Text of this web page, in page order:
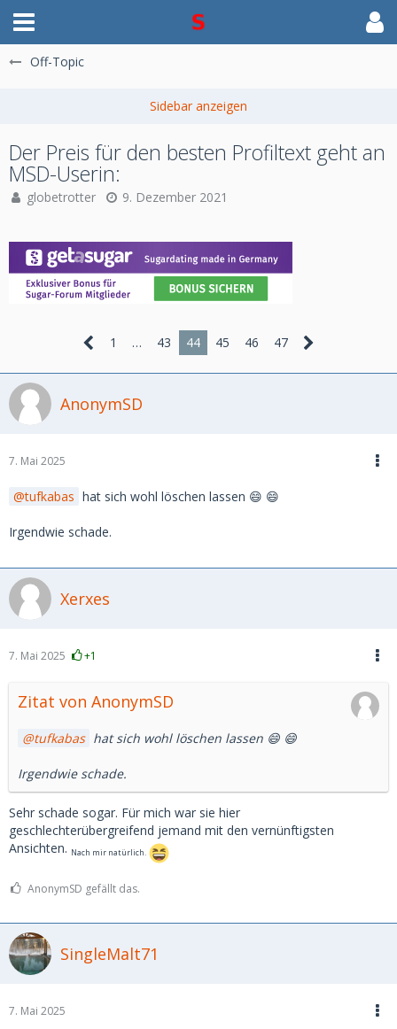
Off-Topic
Der Preis für den besten Profiltext geht an
MSD-Userin:
globetrotter 9. Dezember 2021
1 … 43 44 45 46 47
AnonymSD
7. Mai 2025
tufkabas hat sich wohl löschen lassen 😄 😄
Irgendwie schade.
Xerxes
7. Mai 2025 +1
Zitat von AnonymSD
tufkabas hat sich wohl löschen lassen 😄 😄
Irgendwie schade.
Sehr schade sogar. Für mich war sie hier
geschlechterübergreifend jemand mit den vernünftigsten
Ansichten. Nach mir natürlich.
AnonymSD gefällt das.
SingleMalt71
7. Mai 2025